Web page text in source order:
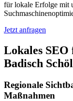
für lokale Erfolge mit
Jetzt anfragen
Lokales
Badisch
Regionale
Maßnahmen